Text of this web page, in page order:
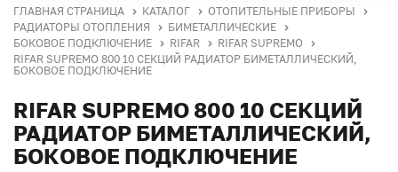
ГЛАВНАЯ СТРАНИЦА КАТАЛОГ
ОТОПИТЕЛЬНЫЕ ПРИБОРЫ
РАДИАТОРЫ ОТОПЛЕНИЯ
БИМЕТАЛЛИЧЕСКИЕ
БОКОВОЕ ПОДКЛЮЧЕНИЕ
RIFAR
RIFAR SUPREMO
RIFAR SUPREMO 800 10 СЕКЦИЙ РАДИАТОР БИМЕТАЛЛИЧЕСКИЙ,
БОКОВОЕ ПОДКЛЮЧЕНИЕ
RIFAR SUPREMO 800 10 СЕКЦИЙ
РАДИАТОР БИМЕТАЛЛИЧЕСКИЙ,
БОКОВОЕ ПОДКЛЮЧЕНИЕ